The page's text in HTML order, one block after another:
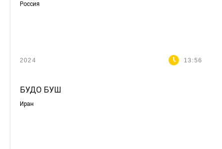
Россия
2024 13:56
БУДО БУШ
Иран